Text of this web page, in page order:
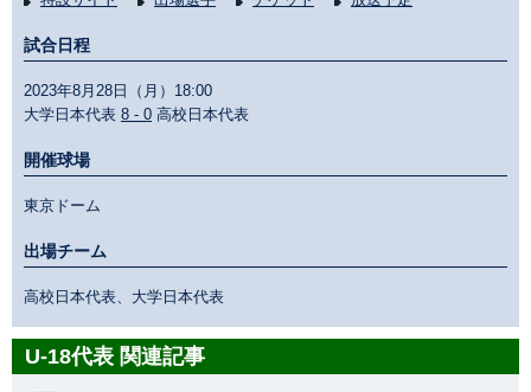
試合日程
2023年8月28日（月）18:00
大学日本代表 8 - 0 高校日本代表
開催球場
東京ドーム
出場チーム
高校日本代表、大学日本代表
U-18代表 関連記事